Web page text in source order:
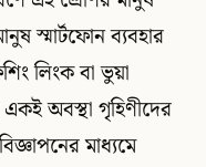
স্মার্টফোন ব্যবহার
লিংক বা ভুয়া
অবস্থা গৃহিণীদের
মাধ্যমে